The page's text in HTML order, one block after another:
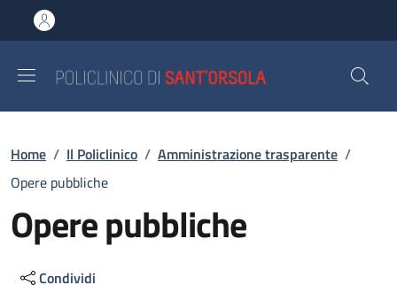
al contenuto principale
to footer content
Briciole di pane
Home / Il Policlinico / Amministrazione trasparente /
Opere pubbliche
Opere pubbliche
Condividi